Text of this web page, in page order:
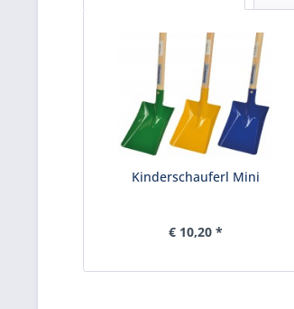
Kinderschauferl Mini
€ 10,20 *